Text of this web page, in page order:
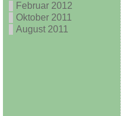
Februar 2012
Oktober 2011
August 2011